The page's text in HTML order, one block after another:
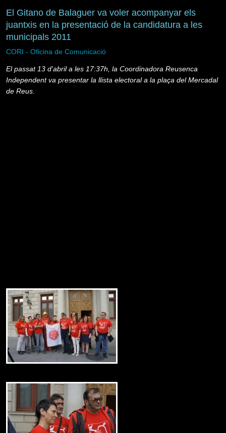
El Gitano de Balaguer va voler acompanyar els
juantxis en la presentació de la candidatura a les
municipals 2011
CORI - Oficina de Comunicació
El passat 13 d'abril a les 17:37h, la Coordinadora Reusenca
Independent va presentar la llista electoral a la plaça del Mercadal
de Reus.